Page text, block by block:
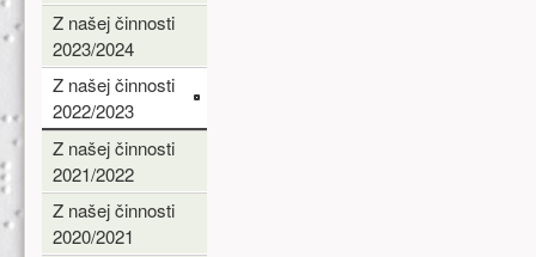
Z našej činnosti
2023/2024
Z našej činnosti
2022/2023
Z našej činnosti
2021/2022
Z našej činnosti
2020/2021